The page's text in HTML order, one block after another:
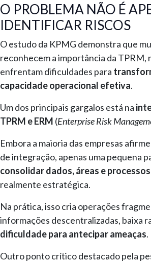
O PROBLEMA NÃO É
IDENTIFICAR RISCOS
O estudo da KPMG demonstra que
reconhecem a importância da TPRM,
enfrentam dificuldades para
capacidade operacional efetiva.
Um dos principais gargalos está na
TPRM e ERM (Enterprise Risk
Embora a maioria das empresas
de integração, apenas uma pequena
consolidar dados, áreas e processos
realmente estratégica.
Na prática, isso cria operações
informações descentralizadas, baixa
dificuldade para antecipar ameaças.
Outro ponto crítico destacado pela